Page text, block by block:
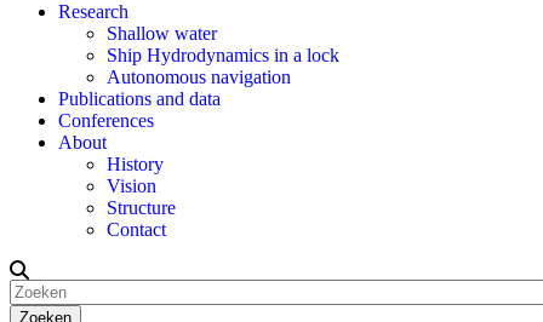
Research
Shallow water
Ship Hydrodynamics in a lock
Autonomous navigation
Publications and data
Conferences
About
History
Vision
Structure
Contact
Zoeken